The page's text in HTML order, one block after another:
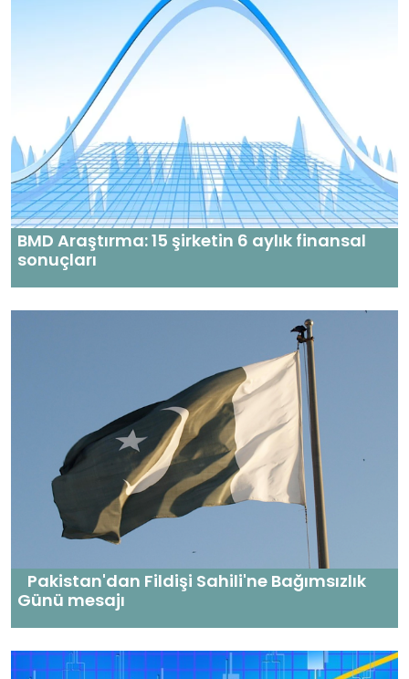
BMD Araştırma: 15 şirketin 6 aylık finansal
sonuçları
Pakistan'dan Fildişi Sahili'ne Bağımsızlık
Günü mesajı